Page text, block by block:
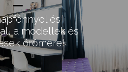
és
a modellek és
örömére!